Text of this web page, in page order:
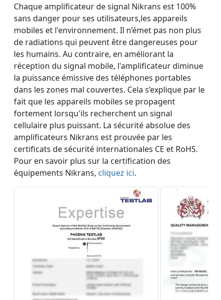
Chaque amplificateur de signal Nikrans est 100%
sans danger pour ses utilisateurs,les appareils
mobiles et l'environnement. Il n’émet pas non plus
de radiations qui peuvent être dangereuses pour
les humains. Au contraire, en améliorant la
réception du signal mobile, l'amplificateur diminue
la puissance émissive des téléphones portables
dans les zones mal couvertes. Cela s’explique par le
fait que les appareils mobiles se propagent
fortement lorsqu'ils recherchent un signal
cellulaire plus puissant. La sécurité absolue des
amplificateurs Nikrans est prouvée par les
certificats de sécurité internationales CE et RoHS.
Pour en savoir plus sur la certification des
équipements Nikrans, cliquez ici.